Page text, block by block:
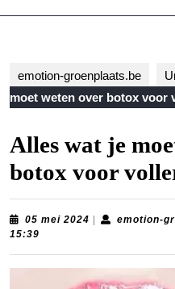
emotion-groenplaats.be
moet weten over botox voor
Alles wat je
botox voor
05 mei 2024 05
emotion-
15:39